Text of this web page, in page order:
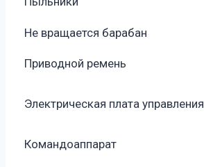
Не вращается барабан
Приводной ремень
Электрическая плата управления
Командоаппарат